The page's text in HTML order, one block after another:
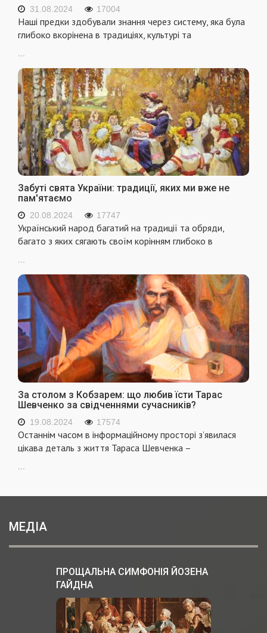
31.08.2024 17004
Наші предки здобували знання через систему, яка була
глибоко вкорінена в традиціях, культурі та
Забуті свята України: традиції, яких ми вже не
пам'ятаємо
20.08.2024 17747
Український народ багатий на традиції та обряди,
багато з яких сягають своїм корінням глибоко в
...
За столом з Кобзарем: що любив їсти Тарас
Шевченко за свідченнями сучасників?
19.08.2024 17574
Останнім часом в інформаційному просторі з’явилася
цікава деталь з життя Тараса Шевченка –
МЕДІА
ПРОЩАЛЬНА СИМФОНІЯ ЙОЗЕНА
ГАЙДНА